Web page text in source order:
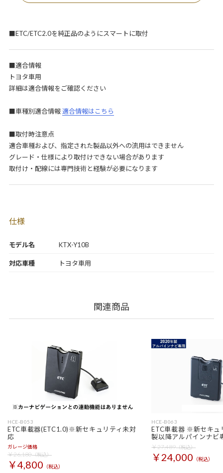
モデル名 KTX-Y10B
■ETC/ETC2.0を純正品のようにスマートに取付
■適合情報
トヨタ車用
詳細は適合情報をご確認ください
■車種別適合情報適合情報はこちら
■取付時注意点
適合車種および、指定された製品以外への流用はできません
グレード・仕様により取付けできない場合があります
取付け・配線には専門技術と経験が必要になります
仕様
対応車種 トヨタ車用
関連商品
HCE-B053
ETC車載器(ETC1.0)※新セキュリティ未対
応
ガレージ価格
￥26,180（税込）
￥4,800 （税込）
HCE-B063
ETC車載器 ※新セキュ
製以降アルパインナビ
￥27,489（税込）
￥24,000 （税込）